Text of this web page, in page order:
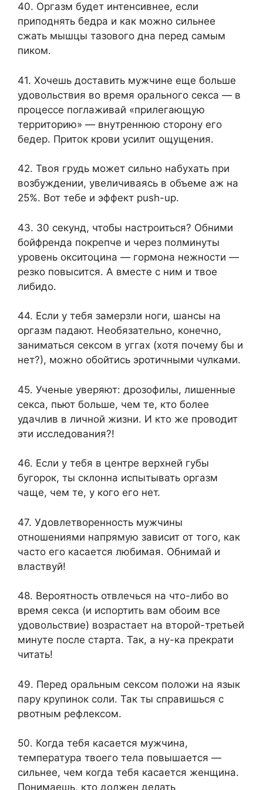
40. Оргазм будет интенсивнее, если
приподнять бедра и как можно сильнее
сжать мышцы тазового дна перед самым
пиком.
41. Хочешь доставить мужчине еще больше
удовольствия во время орального секса — в
процессе поглаживай «прилегающую
территорию» — внутреннюю сторону его
бедер. Приток крови усилит ощущения.
42. Твоя грудь может сильно набухать при
возбуждении, увеличиваясь в объеме аж на
25%. Вот тебе и эффект push-up.
43. 30 секунд, чтобы настроиться? Обними
бойфренда покрепче и через полминуты
уровень окситоцина — гормона нежности —
резко повысится. А вместе с ним и твое
либидо.
44. Если у тебя замерзли ноги, шансы на
оргазм падают. Необязательно, конечно,
заниматься сексом в уггах (хотя почему бы и
нет?), можно обойтись эротичными чулками.
45. Ученые уверяют: дрозофилы, лишенные
секса, пьют больше, чем те, кто более
удачлив в личной жизни. И кто же проводит
эти исследования?!
46. Если у тебя в центре верхней губы
бугорок, ты склонна испытывать оргазм
чаще, чем те, у кого его нет.
47. Удовлетворенность мужчины
отношениями напрямую зависит от того, как
часто его касается любимая. Обнимай и
властвуй!
48. Вероятность отвлечься на что-либо во
время секса (и испортить вам обоим все
удовольствие) возрастает на второй-третьей
минуте после старта. Так, а ну-ка прекрати
читать!
49. Перед оральным сексом положи на язык
пару крупинок соли. Так ты справишься с
рвотным рефлексом.
50. Когда тебя касается мужчина,
температура твоего тела повышается —
сильнее, чем когда тебя касается женщина.
Понимаешь, кто должен делать